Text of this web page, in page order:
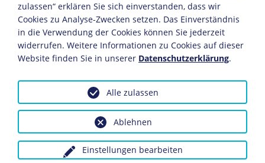
Öl/Leinwand
67 x 54 cm
Bildnachweis: Deutsches Historisches Museum,
Berlin
Major von Hadeln führt einen Trupp Soldaten des
Rheinischen Infanterieregiments Nr. 69 gegen
verschanzte Franzosen beim Bauernhof St-Hubert. Die
Fahne in seiner Rechten hat er von Oberst Beyer von
Karger übernommen, der sie verletzt abgegeben hatte.
Kurz darauf wird von Hadeln selbst durch einen Schuss
zulassen“ erklären Sie sich einverstanden, dass wir
Cookies zu Analyse-Zwecken setzen. Das Einverständnis
in die Verwendung der Cookies können Sie jederzeit
widerrufen. Weitere Informationen zu Cookies auf dieser
Website finden Sie in unserer Datenschutzerklärung.
Einstellungen bearbeiten
Ablehnen
Alle zulassen